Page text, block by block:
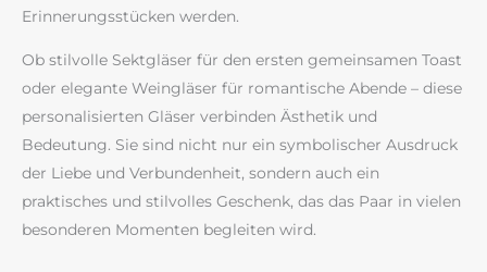
Erinnerungsstücken werden.
Ob stilvolle Sektgläser für den ersten gemeinsamen Toast
oder elegante Weingläser für romantische Abende – diese
personalisierten Gläser verbinden Ästhetik und
Bedeutung. Sie sind nicht nur ein symbolischer Ausdruck
der Liebe und Verbundenheit, sondern auch ein
praktisches und stilvolles Geschenk, das das Paar in vielen
besonderen Momenten begleiten wird.